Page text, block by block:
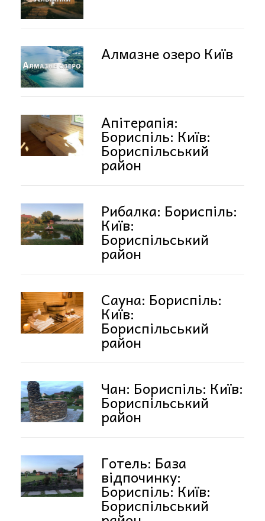
Алмазне озеро Київ
Апітерапія:
Бориспіль: Київ:
Бориспільський
район
Рибалка: Бориспіль:
Київ:
Бориспільський
район
Сауна: Бориспіль:
Київ:
Бориспільський
район
Чан: Бориспіль: Київ:
Бориспільський
район
Готель: База
відпочинку:
Бориспіль: Київ:
Бориспільський